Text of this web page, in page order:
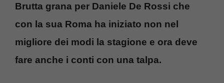
Brutta grana per Daniele De Rossi che
con la sua Roma ha iniziato non nel
migliore dei modi la stagione e ora deve
fare anche i conti con una talpa.